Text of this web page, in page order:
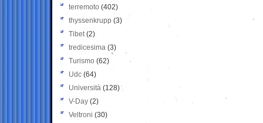
terremoto (402)
thyssenkrupp (3)
Tibet(2)
tredicesima (3)
Turismo (62)
Udc (64)
Università (128)
V-Day (2)
Veltroni (30)